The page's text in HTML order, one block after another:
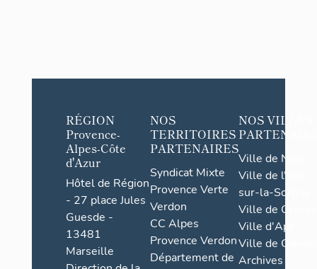
RÉGION
Provence-
Alpes-Côte
d'Azur
Hôtel de Région
- 27 place Jules
Guesde -
13481
Marseille
NOS
TERRITOIRES
PARTENAIRES
Syndicat Mixte
Provence Verte
Verdon
CC Alpes
Provence Verdon
Département de
NOS VILLES
Ville de Nice
Ville de l'Isle-
sur-la-Sorgue
Ville de Grasse
Ville d'Apt
Ville de
Archives